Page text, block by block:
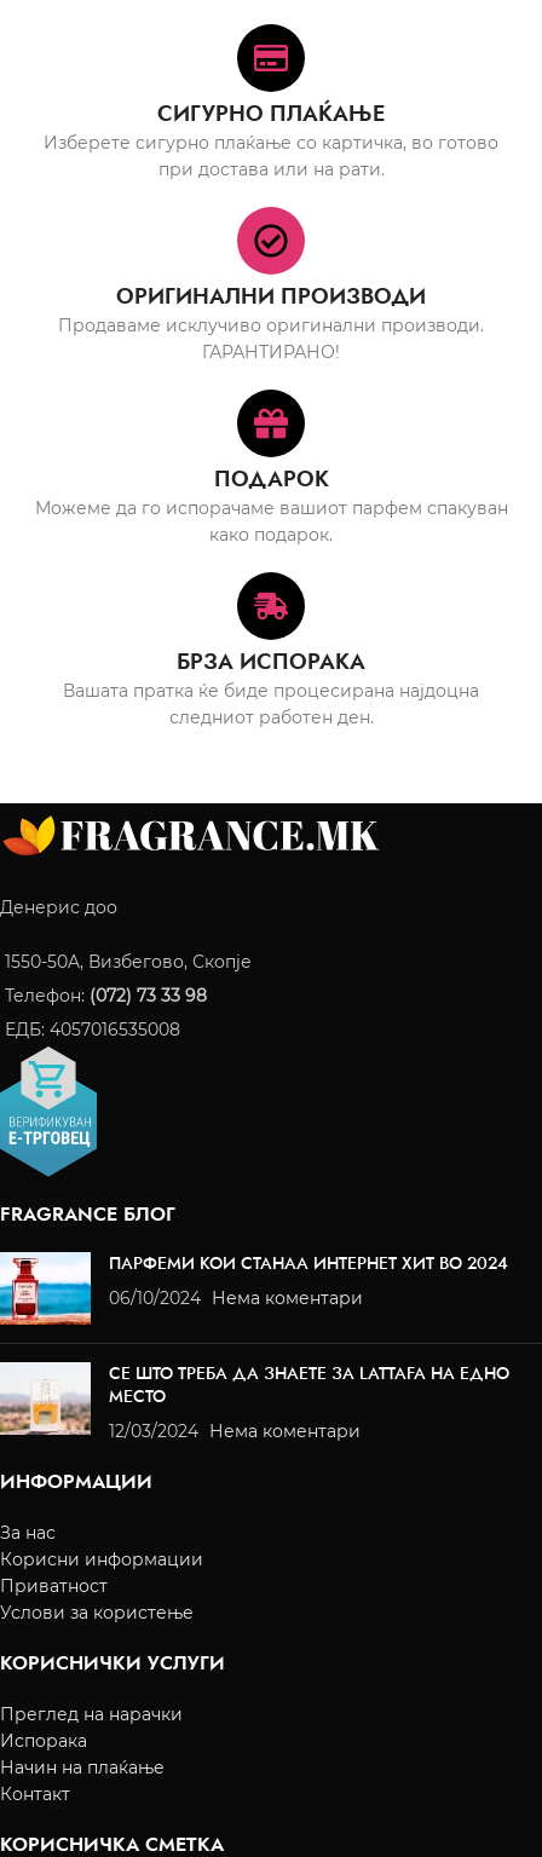
СИГУРНО ПЛАЌАЊЕ
Изберете сигурно плаќање со картичка, во готово
при достава или на рати.
ОРИГИНАЛНИ ПРОИЗВОДИ
Продаваме исклучиво оригинални производи.
ГАРАНТИРАНО!
ПОДАРОК
Можеме да го испорачаме вашиот парфем спакуван
како подарок.
БРЗА ИСПОРАКА
Вашата пратка ќе биде процесирана најдоцна
следниот работен ден.
Денерис доо
1550-50A, Визбегово, Скопје
Телефон: (072) 73 33 98
ЕДБ: 4057016535008
FRAGRANCE БЛОГ
ПАРФЕМИ КОИ СТАНАА ИНТЕРНЕТ ХИТ ВО 2024
06/10/2024 Нема коментари
СЕ ШТО ТРЕБА ДА ЗНАЕТЕ ЗА LATTAFA НА ЕДНО
МЕСТО
12/03/2024 Нема коментари
ИНФОРМАЦИИ
За нас
Корисни информации
Приватност
Услови за користење
КОРИСНИЧКИ УСЛУГИ
Преглед на нарачки
Испорака
Начин на плаќање
Контакт
КОРИСНИЧКА СМЕТКА